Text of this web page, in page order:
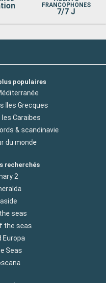
FRANCOPHONES
7/7 J
populaires
Iles Grecques
Caraibes
& scandinavie
du monde
recherchés
2
seas
the seas
Europa
Seas